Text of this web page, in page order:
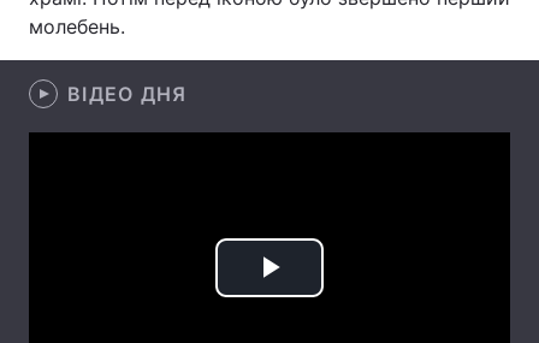
Тема оформлення
молебень.
ВІДЕО ДНЯ
Play